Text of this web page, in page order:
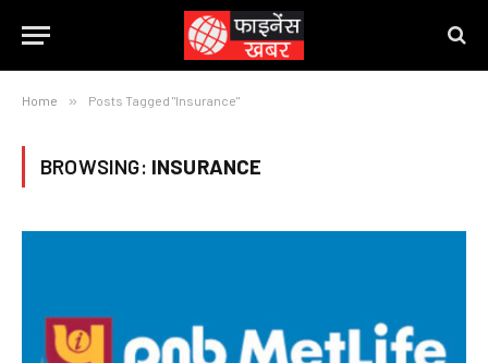
Home » Posts Tagged "Insurance"
BROWSING: INSURANCE